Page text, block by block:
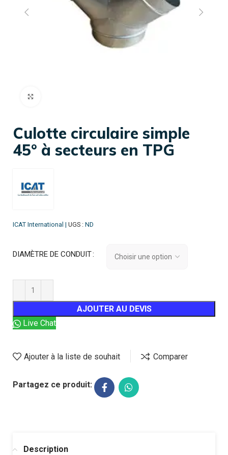
Culotte circulaire simple
45° à secteurs en TPG
ICAT International | UGS : ND
DIAMÈTRE DE CONDUIT
AJOUTER AU DEVIS
Live Chat
Ajouter à la liste de souhait Comparer
Partagez ce produit:
Description